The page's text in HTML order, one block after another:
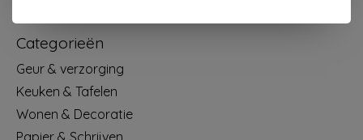
Categorieën
Geur & verzorging
Keuken & Tafelen
Wonen & Decoratie